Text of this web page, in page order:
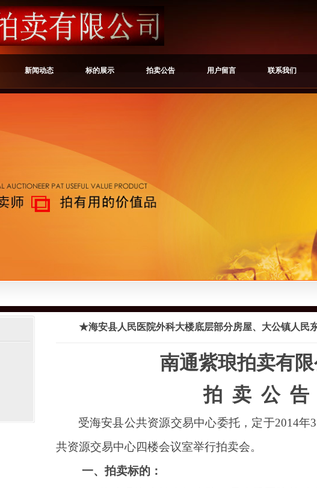
新闻动态 标的展示 拍卖公告 用户留言 联系我们
★海安县人民医院外科大楼底层部分房屋、大公镇人民
南通紫琅拍卖有限
拍 卖 公 告
受海安县公共资源交易中心委托，定于2014年3
共资源交易中心四楼会议室举行拍卖会。
一、拍卖标的：